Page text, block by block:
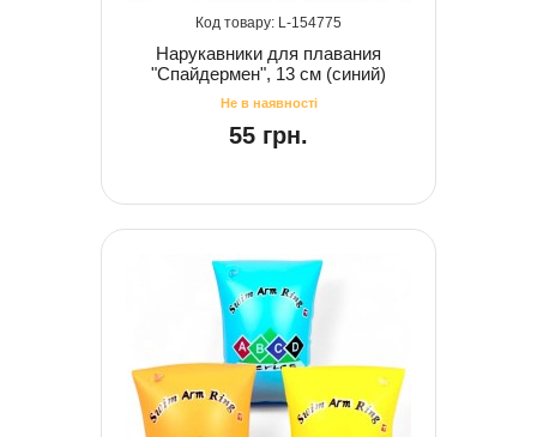
154775
Нарукавники для плавания
"Спайдермен", 13 см (синий)
55 грн.